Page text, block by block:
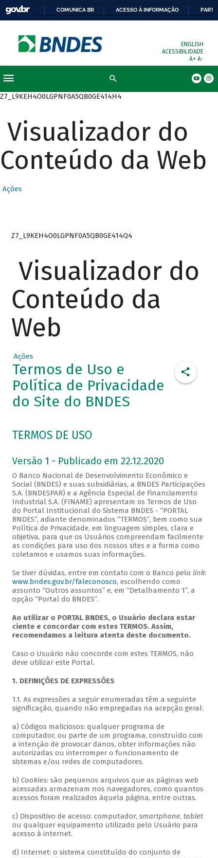
COMUNICA BR ACESSO À INFORMAÇÃO
ENGLISH
ACESSIBILIDADE
A+ A-
Z7_L9KEH4O0LGPNF0A5QB0GE414H4
Visualizador do
Conteúdo da Web
Ações
Z7_L9KEH4O0LGPNF0A5QB0GE414Q4
Visualizador do
Conteúdo da
Web
Ações
Termos de Uso e
Política de Privacidade
do Site do BNDES
TERMOS DE USO
Versão 1 - Publicado em 22.12.2020
O Banco Nacional de Desenvolvimento Econômico e
Social (BNDES) e suas subsidiárias, a BNDES Participações
S.A. (BNDESPAR) e a Agência Especial de Financiamento
Industrial S.A. (FINAME) apresentam os Termos de Uso
do Portal Institucional do Sistema BNDES - “PORTAL
BNDES”, adiante denominados “TERMOS”, bem como sua
Política de Privacidade, em linguagem simples, clara e
objetiva, para que os Usuários compreendam facilmente
as condições para uso dos nossos sites e a forma como
coletamos e usamos suas informações.
Se tiver dúvidas, entre em contato com o Banco pelo link:
www.bndes.gov.br/faleconosco, escolhendo como
assunto “Outros assuntos” e, em “Detalhamento 1”, a
opção “Portal do BNDES”.
Ao utilizar o PORTAL BNDES, o Usuário declara estar
ciente e concordar com estes TERMOS. Assim,
recomendamos a leitura atenta deste documento.
Caso o Usuário não concorde com estes TERMOS, não
deve utilizar este Portal.
1. DEFINIÇÕES DE EXPRESSÕES
1.1. As expressões a seguir enumeradas têm a seguinte
significação, quando não empregadas na acepção geral:
a) Códigos maliciosos: qualquer programa de
computador, ou parte de um programa, construído com
a intenção de provocar danos, obter informações não
autorizadas ou interromper o funcionamento de
sistemas e/ou redes de computadores.
b) Cookies: são pequenos arquivos que as páginas web
acessadas armazenam nos navegadores, como quantos
acessos foram realizados àquela página, entre outras.
c) Dispositivo de acesso: computador, smartphone, tablet
ou qualquer equipamento utilizado pelo Usuário para
acesso à internet.
d) Internet: o sistema constituído do conjunto de